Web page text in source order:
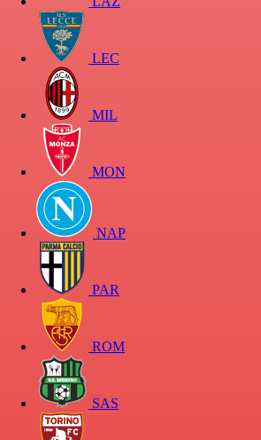
LEC
MIL
MON
NAP
PAR
ROM
SAS